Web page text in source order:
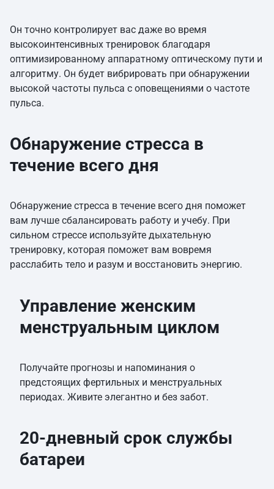
Он точно контролирует вас даже во время
высокоинтенсивных тренировок благодаря
оптимизированному аппаратному оптическому пути и
алгоритму. Он будет вибрировать при обнаружении
высокой частоты пульса с оповещениями о частоте
пульса.
Обнаружение стресса в
течение всего дня
Обнаружение стресса в течение всего дня поможет
вам лучше сбалансировать работу и учебу. При
сильном стрессе используйте дыхательную
тренировку, которая поможет вам вовремя
расслабить тело и разум и восстановить энергию.
Управление женским
менструальным циклом
Получайте прогнозы и напоминания о
предстоящих фертильных и менструальных
периодах. Живите элегантно и без забот.
20-дневный срок службы
батареи